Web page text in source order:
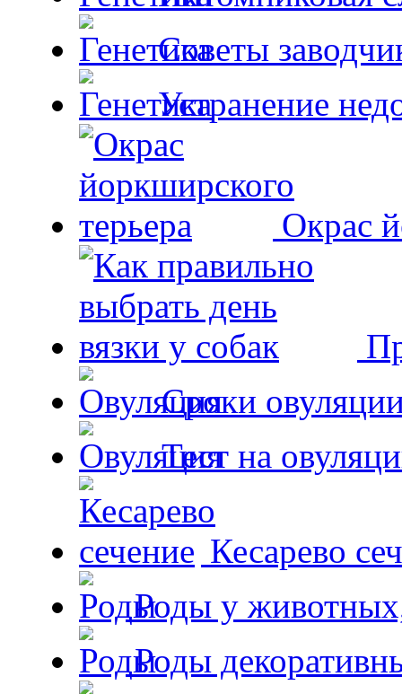
Советы
Устранение
Окрас
Сроки
Тест на
Кесарево
Роды у
Роды